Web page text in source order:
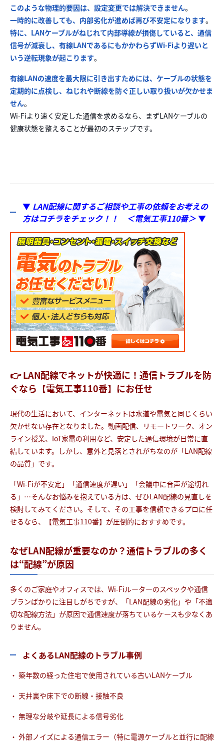
このような物理的要因は、設定変更では解決できません。
一時的に改善しても、内部劣化が進めば再び不安定になります。
特に、LANケーブルがねじれて内部導線が損傷していると、通信
信号が減衰し、有線LANであるにもかかわらずWi-Fiより遅いと
いう逆転現象が起こります。
有線LANの速度を最大限に引き出すためには、ケーブルの状態を
定期的に点検し、ねじれや断線を防ぐ正しい取り扱いが欠かせま
せん。
Wi-Fiより速く安定した通信を求めるなら、まずLANケーブルの
健康状態を整えることが最初のステップです。
▼ LAN配線に関するご相談や工事の依頼をお考えの
方はコチラをチェック！！ ＜電気工事110番＞▼
👉 LAN配線でネットが快適に！通信トラブルを防
ぐなら【電気工事110番】にお任せ
現代の生活において、インターネットは水道や電気と同じくらい
欠かせない存在となりました。動画配信、リモートワーク、オン
ライン授業、IoT家電の利用など、安定した通信環境が日常に直
結しています。しかし、意外と見落とされがちなのが「LAN配線
の品質」です。
「Wi-Fiが不安定」「通信速度が遅い」「会議中に音声が途切れ
る」…そんなお悩みを抱えている方は、ぜひLAN配線の見直しを
検討してみてください。そして、その工事を信頼できるプロに任
せるなら、【電気工事110番】が圧倒的におすすめです。
なぜLAN配線が重要なのか？通信トラブルの多く
は“配線”が原因
多くのご家庭やオフィスでは、Wi-Fiルーターのスペックや通信
プランばかりに注目しがちですが、「LAN配線の劣化」や「不適
切な配線方法」が原因で通信速度が落ちているケースも少なくあ
りません。
よくあるLAN配線のトラブル事例
・ 築年数の経った住宅で使用されている古いLANケーブル
・ 天井裏や床下での断線・接触不良
・ 無理な分岐や延長による信号劣化
・ 外部ノイズによる通信エラー（特に電源ケーブルと並行に配線